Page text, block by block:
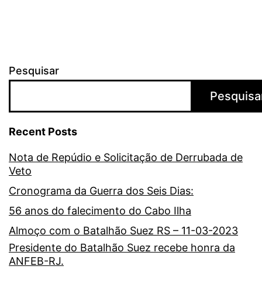
Pesquisar
Recent Posts
Nota de Repúdio e Solicitação de Derrubada de
Veto
Cronograma da Guerra dos Seis Dias:
56 anos do falecimento do Cabo Ilha
Almoço com o Batalhão Suez RS – 11-03-2023
Presidente do Batalhão Suez recebe honra da
ANFEB-RJ.